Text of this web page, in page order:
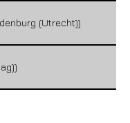
(Utrecht))